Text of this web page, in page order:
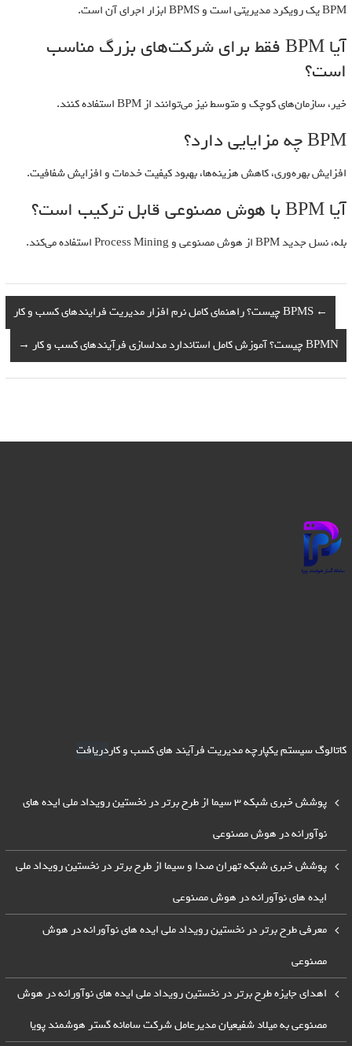
BPM یک رویکرد مدیریتی است و BPMS ابزار اجرای آن است.
آیا BPM فقط برای شرکت‌های بزرگ مناسب
است؟
خیر، سازمان‌های کوچک و متوسط نیز می‌توانند از BPM استفاده کنند.
BPM چه مزایایی دارد؟
افزایش بهره‌وری، کاهش هزینه‌ها، بهبود کیفیت خدمات و افزایش شفافیت.
آیا BPM با هوش مصنوعی قابل ترکیب است؟
بله، نسل جدید BPM از هوش مصنوعی و Process Mining استفاده می‌کند.
← BPMS چیست؟ راهنمای کامل نرم افزار مدیریت فرایندهای کسب و کار
BPMN چیست؟ آموزش کامل استاندارد مدلسازی فرآیندهای کسب و کار
→
کاتالوگ سیستم یکپارچه مدیریت فرآیند های کسب و کاردریافت
پوشش خبری شبکه 3 سیما از طرح برتر در نخستین رویداد ملی ایده های
نوآورانه در هوش مصنوعی
پوشش خبری شبکه تهران صدا و سیما از طرح برتر در نخستین رویداد ملی
ایده های نوآورانه در هوش مصنوعی
معرفی طرح برتر در نخستین رویداد ملی ایده های نوآورانه در هوش
مصنوعی
اهدای جایزه طرح برتر در نخستین رویداد ملی ایده های نوآورانه در هوش
مصنوعی به میلاد شفیعیان مدیرعامل شرکت سامانه گستر هوشمند پویا